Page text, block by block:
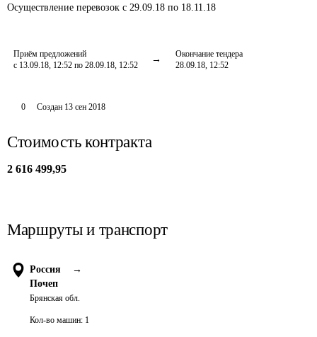
Осуществление перевозок с 29.09.18 по 18.11.18
Приём предложений
с 13.09.18, 12:52 по 28.09.18, 12:52
Окончание тендера
28.09.18, 12:52
0 Создан 13 сен 2018
Стоимость контракта
2 616 499,95
Маршруты и транспорт
Россия
→
Почеп
Брянская обл.
Кол-во машин: 1